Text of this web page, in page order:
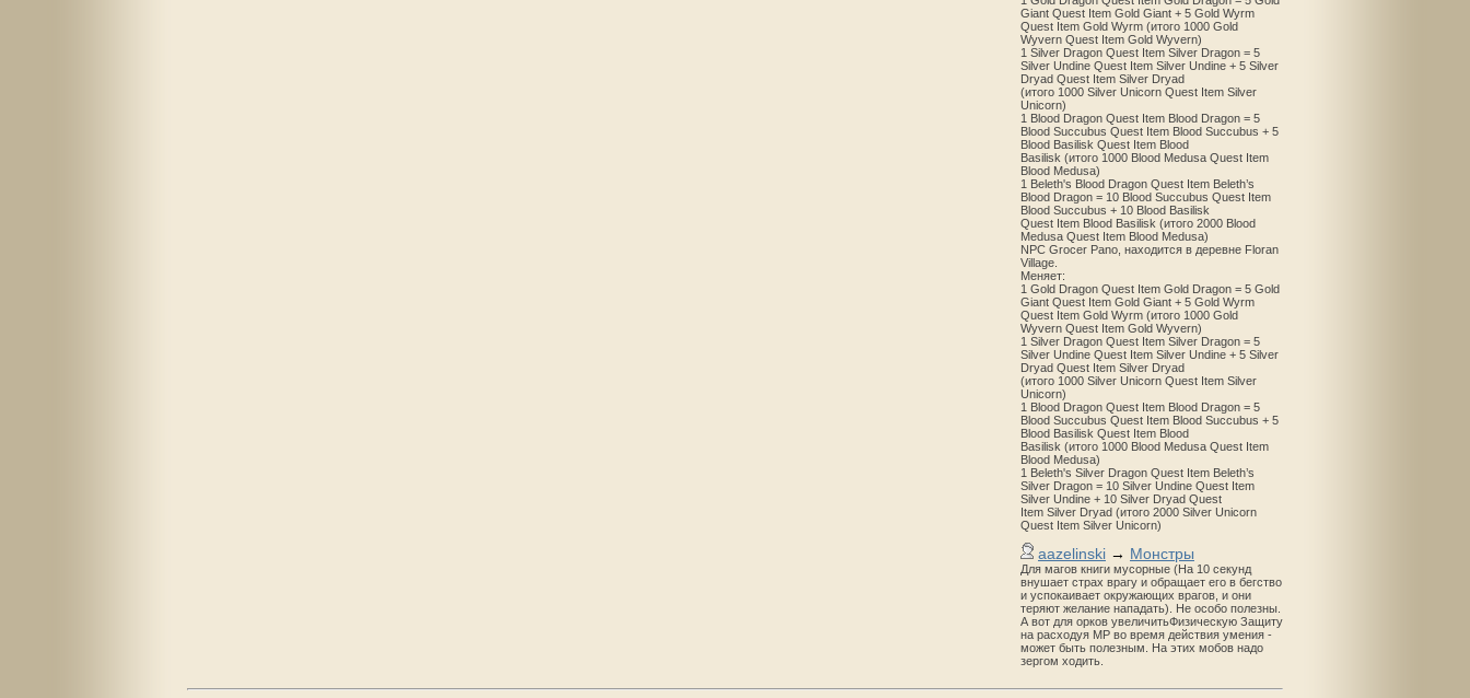
Giant Quest Item Gold Giant + 5 Gold Wyrm
Quest Item Gold Wyrm (итого 1000 Gold
Wyvern Quest Item Gold Wyvern)
1 Silver Dragon Quest Item Silver Dragon = 5
Silver Undine Quest Item Silver Undine + 5 Silver
Dryad Quest Item Silver Dryad
(итого 1000 Silver Unicorn Quest Item Silver
Unicorn)
1 Blood Dragon Quest Item Blood Dragon = 5
Blood Succubus Quest Item Blood Succubus + 5
Blood Basilisk Quest Item Blood
Basilisk (итого 1000 Blood Medusa Quest Item
Blood Medusa)
1 Beleth's Blood Dragon Quest Item Beleth’s
Blood Dragon = 10 Blood Succubus Quest Item
Blood Succubus + 10 Blood Basilisk
Quest Item Blood Basilisk (итого 2000 Blood
Medusa Quest Item Blood Medusa)
NPC Grocer Pano, находится в деревне Floran
Village.
Меняет:
1 Gold Dragon Quest Item Gold Dragon = 5 Gold
Giant Quest Item Gold Giant + 5 Gold Wyrm
Quest Item Gold Wyrm (итого 1000 Gold
Wyvern Quest Item Gold Wyvern)
1 Silver Dragon Quest Item Silver Dragon = 5
Silver Undine Quest Item Silver Undine + 5 Silver
Dryad Quest Item Silver Dryad
(итого 1000 Silver Unicorn Quest Item Silver
Unicorn)
1 Blood Dragon Quest Item Blood Dragon = 5
Blood Succubus Quest Item Blood Succubus + 5
Blood Basilisk Quest Item Blood
Basilisk (итого 1000 Blood Medusa Quest Item
Blood Medusa)
1 Beleth's Silver Dragon Quest Item Beleth’s
Silver Dragon = 10 Silver Undine Quest Item
Silver Undine + 10 Silver Dryad Quest
Item Silver Dryad (итого 2000 Silver Unicorn
Quest Item Silver Unicorn)
aazelinski → Монстры
Для магов книги мусорные (На 10 секунд
внушает страх врагу и обращает его в бегство
и успокаивает окружающих врагов, и они
теряют желание нападать). Не особо полезны.
А вот для орков увеличитьФизическую Защиту
на расходуя MP во время действия умения -
может быть полезным. На этих мобов надо
зергом ходить.